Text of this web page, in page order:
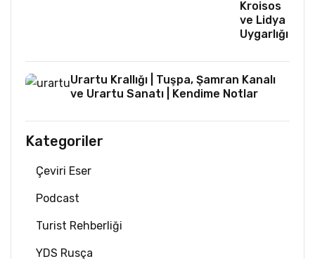
Kroisos
ve Lidya
Uygarlığı
Urartu Krallığı | Tuşpa, Şamran Kanalı
ve Urartu Sanatı | Kendime Notlar
Kategoriler
Çeviri Eser
Podcast
Turist Rehberliği
YDS Rusça